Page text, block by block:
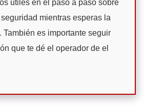
útiles en el paso a paso sobre
mientras esperas la
También es importante seguir
que te dé el operador de el